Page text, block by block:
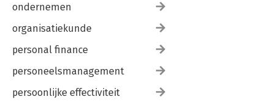
ondernemen
organisatiekunde
personal finance
personeelsmanagement
persoonlijke effectiviteit